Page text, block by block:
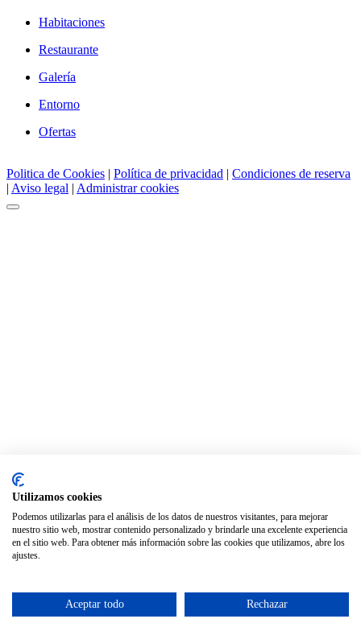
Habitaciones
Restaurante
Galería
Entorno
Ofertas
Politica de Cookies | Política de privacidad | Condiciones de reserva
| Aviso legal | Administrar cookies
es
Utilizamos cookies
Podemos utilizarlas para el análisis de los datos de nuestros visitantes, para mejorar
nuestro sitio web, mostrar contenido personalizado y brindarle una excelente experiencia
en el sitio web. Para obtener más información sobre las cookies que utilizamos, abre los
ajustes.
Aceptar todo Rechazar